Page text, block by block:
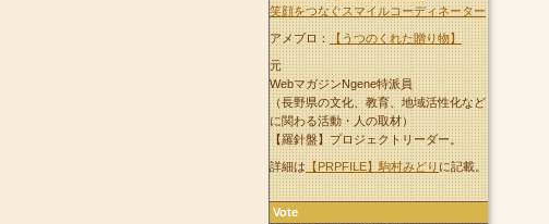
笑顔をつなぐスマイルコーディネーター
アメブロ：【うつのくれた贈り物】
元
WebマガジンNgene特派員
（長野県の文化、教育、地域活性化など
に関わる活動・人の取材）
【羅針盤】プロジェクトリーダー。
詳細は【PRPFILE】駒村みどりに記載。
Vote